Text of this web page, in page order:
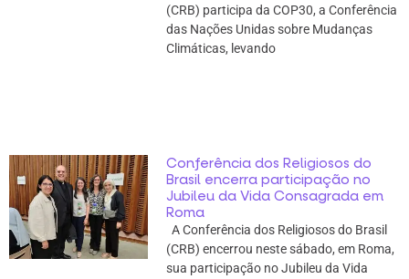
(CRB) participa da COP30, a Conferência
das Nações Unidas sobre Mudanças
Climáticas, levando
Conferência dos Religiosos do
Brasil encerra participação no
Jubileu da Vida Consagrada em
Roma
A Conferência dos Religiosos do Brasil
(CRB) encerrou neste sábado, em Roma,
sua participação no Jubileu da Vida